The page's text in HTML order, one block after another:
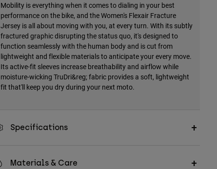
Mobility is everything when it comes to dialing in your best
performance on the bike, and the Women's Flexair Fracture
Jersey is all about moving with you, at every turn. With its subtly
fractured graphic disrupting the status quo, it's designed to
function seamlessly with the human body and is cut from
lightweight and flexible materials to anticipate your every move.
Its active-fit sleeves increase breathability and airflow while
moisture-wicking TruDri&reg; fabric provides a soft, lightweight
fit that'll keep you dry during your next moto.
Specifications
Materials & Care